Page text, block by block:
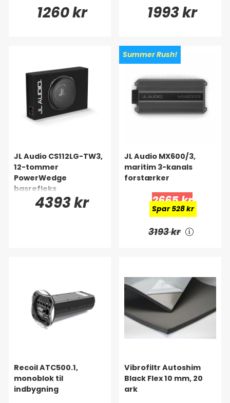
1260 kr 1993 kr
JL Audio CS112LG-TW3,
12-tommer
PowerWedge
basrefleks
4393 kr
Summer Rush!
JL Audio MX600/3,
maritim 3-kanals
forstærker
2665 kr
Spar 528 kr
3193 kr
Recoil ATC500.1,
monoblok til
indbygning
Vibrofiltr Autoshim
Black Flex 10 mm, 20
ark